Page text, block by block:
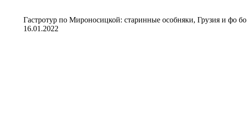
Гастротур по Мироносицкой: старинные особняки, Грузия и фо бо
16.01.2022